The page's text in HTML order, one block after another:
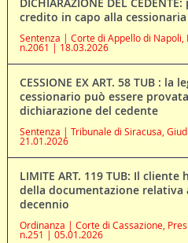
credito in capo alla cessionaria
Sentenza | Corte di Appello di Napoli,
n.2061 | 18.03.2026
CESSIONE EX ART. 58 TUB :
cessionario può essere
dichiarazione del cedente
Sentenza | Tribunale di Siracusa,
21.01.2026
LIMITE ART. 119 TUB: Il
della documentazione
decennio
Ordinanza | Corte di Cassazione,
n.251 | 05.01.2026